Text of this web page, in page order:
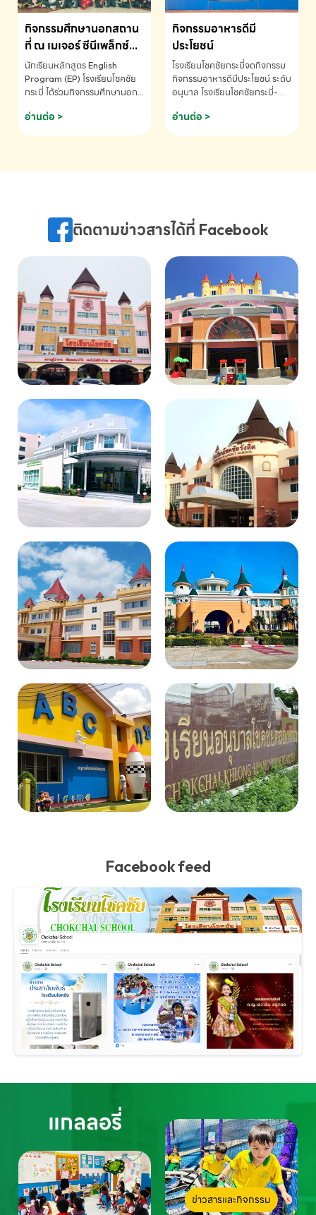
Mental Arithmetic
Competition K2 - ถ้วยรางวัล
รองชนะเลิศอันดับที่ 2 Mental
K2(Grop) โรงเรียนโชคชัยกระบี่-
สอบถามข้อมูลเพิ่มเติม โทร.
075-691910
กิจกรรมศึกษานอกสถาน
ที่ ณ เมเจอร์ ซีนีเพล็กซ์
ระดับประถมศึกษา (EP.1-
6)
นักเรียนหลักสูตร English
Program (EP) โรงเรียนโชคชัย
กระบี่ ได้ร่วมกิจกรรมศึกษานอก
ชมภาพยนตร์ Toy Story 5
(Soundtrack)เพื่อเสริมทักษะ
ภาษา ผ่านประสบการณ์การเรียนรู้
075-691910
อ่านต่อ >
กิจกรรมอาหารดีมี
ประโยชน์
โรงเรียนโชคชัยกระบี่จดกิจกรรม
กิจกรรมอาหารดีมีประโยชน์ ระดับ
อนุบาล โรงเรียนโชคชัยกระบี่-
075-691910
อ่านต่อ >
ติดตามข่าวสารได้ที่ Facebook
Facebook feed
แกลลอรี่
ข่าวสารและกิจกรรม